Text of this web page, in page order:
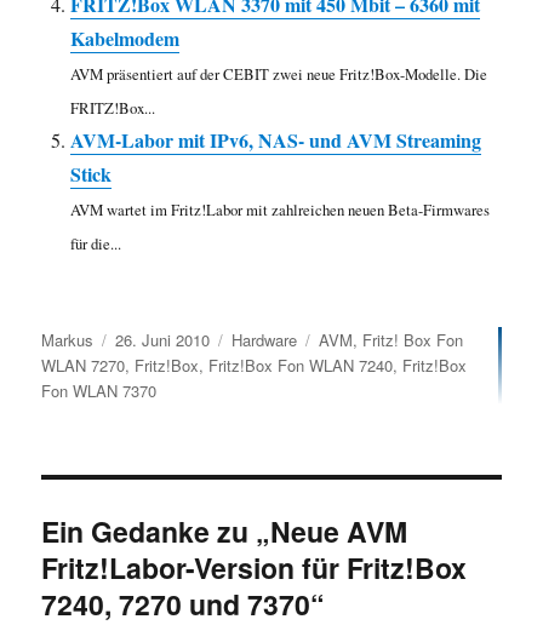
Kabelmodem
AVM präsentiert auf der CEBIT zwei neue Fritz!Box-Modelle. Die
FRITZ!Box...
AVM-Labor mit IPv6, NAS- und AVM Streaming
Stick
AVM wartet im Fritz!Labor mit zahlreichen neuen Beta-Firmwares
für die...
Autor
Markus
Veröffentlicht
am
26. Juni 2010 Kategorien
Hardware Schlagwörter
AVM, Fritz! Box Fon
WLAN 7270, Fritz!Box, Fritz!Box Fon WLAN 7240, Fritz!Box
Fon WLAN 7370
Ein Gedanke zu „Neue AVM
Fritz!Labor-Version für Fritz!Box
7240, 7270 und 7370“